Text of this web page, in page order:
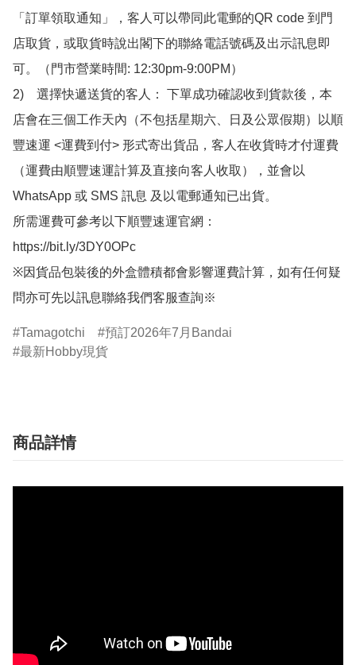
「訂單領取通知」，客人可以帶同此電郵的QR code 到門
店取貨，或取貨時說出閣下的聯絡電話號碼及出示訊息即
可。（門市營業時間: 12:30pm-9:00PM）
2)　選擇快遞送貨的客人： 下單成功確認收到貨款後，本
店會在三個工作天內（不包括星期六、日及公眾假期）以順
豐速運 <運費到付> 形式寄出貨品，客人在收貨時才付運費
（運費由順豐速運計算及直接向客人收取），並會以
WhatsApp 或 SMS 訊息 及以電郵通知已出貨。
所需運費可參考以下順豐速運官網：
https://bit.ly/3DY0OPc
※因貨品包裝後的外盒體積都會影響運費計算，如有任何疑
問亦可先以訊息聯絡我們客服查詢※
Tamagotchi
預訂2026年7月Bandai
最新Hobby現貨
商品詳情